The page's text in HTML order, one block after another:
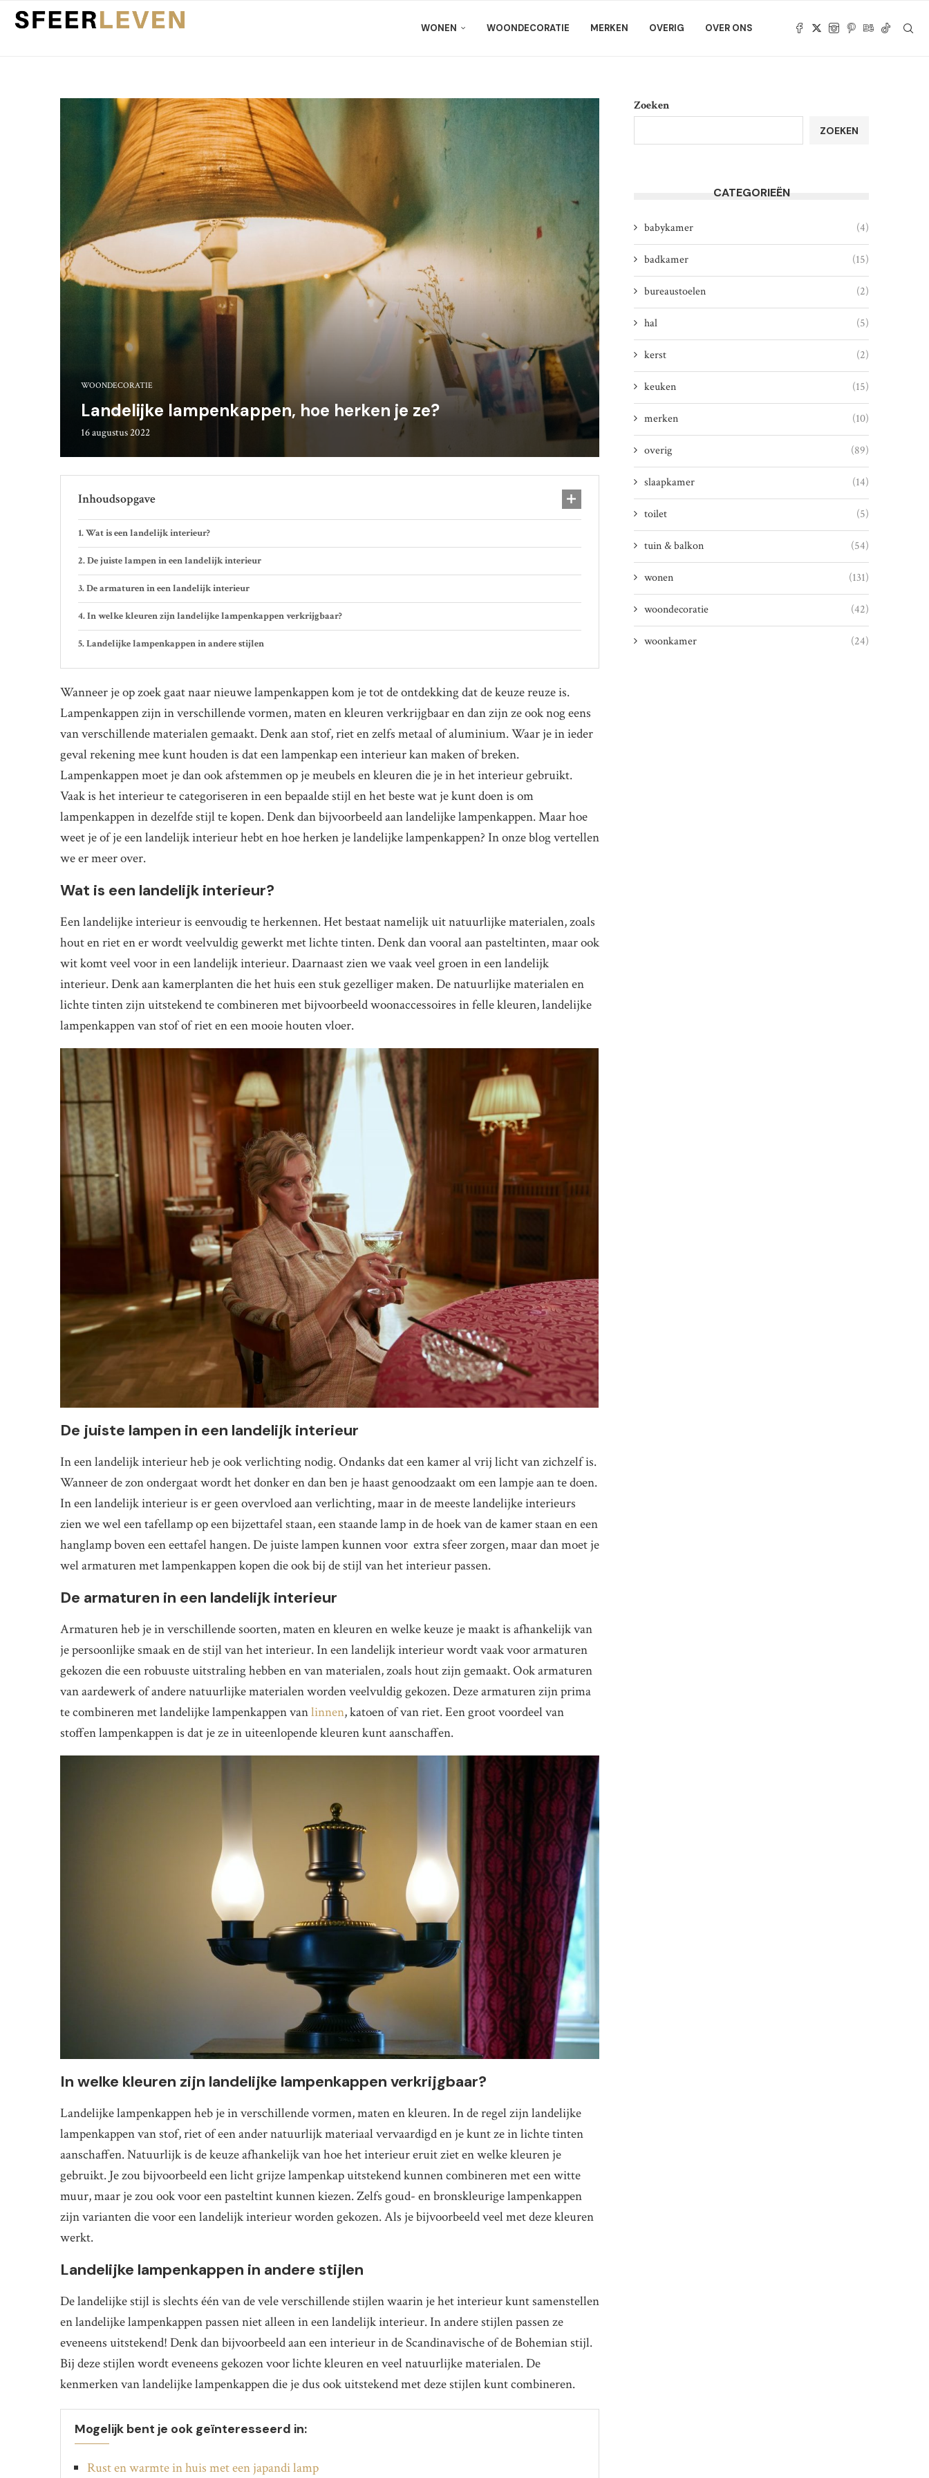
WONEN WOONDECORATIE MERKEN OVERIG OVER ONS
WOONDECORATIE
Landelijke lampenkappen, hoe herken je ze?
16 augustus 2022
Inhoudsopgave
Wat is een landelijk interieur?
De juiste lampen in een landelijk interieur
De armaturen in een landelijk interieur
In welke kleuren zijn landelijke lampenkappen verkrijgbaar?
Landelijke lampenkappen in andere stijlen
Wanneer je op zoek gaat naar nieuwe lampenkappen kom je tot de ontdekking dat de keuze reuze is.
Lampenkappen zijn in verschillende vormen, maten en kleuren verkrijgbaar en dan zijn ze ook nog eens
van verschillende materialen gemaakt. Denk aan stof, riet en zelfs metaal of aluminium. Waar je in ieder
geval rekening mee kunt houden is dat een lampenkap een interieur kan maken of breken.
Lampenkappen moet je dan ook afstemmen op je meubels en kleuren die je in het interieur gebruikt.
Vaak is het interieur te categoriseren in een bepaalde stijl en het beste wat je kunt doen is om
lampenkappen in dezelfde stijl te kopen. Denk dan bijvoorbeeld aan landelijke lampenkappen. Maar hoe
weet je of je een landelijk interieur hebt en hoe herken je landelijke lampenkappen? In onze blog vertellen
we er meer over.
Wat is een landelijk interieur?
Een landelijke interieur is eenvoudig te herkennen. Het bestaat namelijk uit natuurlijke materialen, zoals
hout en riet en er wordt veelvuldig gewerkt met lichte tinten. Denk dan vooral aan pasteltinten, maar ook
wit komt veel voor in een landelijk interieur. Daarnaast zien we vaak veel groen in een landelijk
interieur. Denk aan kamerplanten die het huis een stuk gezelliger maken. De natuurlijke materialen en
lichte tinten zijn uitstekend te combineren met bijvoorbeeld woonaccessoires in felle kleuren, landelijke
lampenkappen van stof of riet en een mooie houten vloer.
De juiste lampen in een landelijk interieur
In een landelijk interieur heb je ook verlichting nodig. Ondanks dat een kamer al vrij licht van zichzelf is.
Wanneer de zon ondergaat wordt het donker en dan ben je haast genoodzaakt om een lampje aan te doen.
In een landelijk interieur is er geen overvloed aan verlichting, maar in de meeste landelijke interieurs
zien we wel een tafellamp op een bijzettafel staan, een staande lamp in de hoek van de kamer staan en een
hanglamp boven een eettafel hangen. De juiste lampen kunnen voor extra sfeer zorgen, maar dan moet je
wel armaturen met lampenkappen kopen die ook bij de stijl van het interieur passen.
De armaturen in een landelijk interieur
Armaturen heb je in verschillende soorten, maten en kleuren en welke keuze je maakt is afhankelijk van
je persoonlijke smaak en de stijl van het interieur. In een landelijk interieur wordt vaak voor armaturen
gekozen die een robuuste uitstraling hebben en van materialen, zoals hout zijn gemaakt. Ook armaturen
van aardewerk of andere natuurlijke materialen worden veelvuldig gekozen. Deze armaturen zijn prima
te combineren met landelijke lampenkappen vanlinnen, katoen of van riet. Een groot voordeel van
stoffen lampenkappen is dat je ze in uiteenlopende kleuren kunt aanschaffen.
In welke kleuren zijn landelijke lampenkappen verkrijgbaar?
Landelijke lampenkappen heb je in verschillende vormen, maten en kleuren. In de regel zijn landelijke
lampenkappen van stof, riet of een ander natuurlijk materiaal vervaardigd en je kunt ze in lichte tinten
aanschaffen. Natuurlijk is de keuze afhankelijk van hoe het interieur eruit ziet en welke kleuren je
gebruikt. Je zou bijvoorbeeld een licht grijze lampenkap uitstekend kunnen combineren met een witte
muur, maar je zou ook voor een pasteltint kunnen kiezen. Zelfs goud- en bronskleurige lampenkappen
zijn varianten die voor een landelijk interieur worden gekozen. Als je bijvoorbeeld veel met deze kleuren
werkt.
Landelijke lampenkappen in andere stijlen
De landelijke stijl is slechts één van de vele verschillende stijlen waarin je het interieur kunt samenstellen
en landelijke lampenkappen passen niet alleen in een landelijk interieur. In andere stijlen passen ze
eveneens uitstekend! Denk dan bijvoorbeeld aan een interieur in de Scandinavische of de Bohemian stijl.
Bij deze stijlen wordt eveneens gekozen voor lichte kleuren en veel natuurlijke materialen. De
kenmerken van landelijke lampenkappen die je dus ook uitstekend met deze stijlen kunt combineren.
Mogelijk bent je ook geïnteresseerd in:
Rust en warmte in huis met een japandi lamp
Zoeken
ZOEKEN
CATEGORIEËN
babykamer (4)
badkamer (15)
bureaustoelen (2)
hal (5)
kerst (2)
keuken (15)
merken (10)
overig (89)
slaapkamer (14)
toilet (5)
tuin & balkon (54)
wonen (131)
woondecoratie (42)
woonkamer (24)